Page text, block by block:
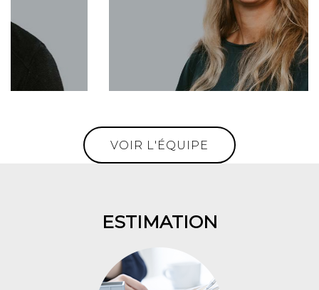
Toni@aravisinternational.com
VOIR L'ÉQUIPE
ESTIMATION